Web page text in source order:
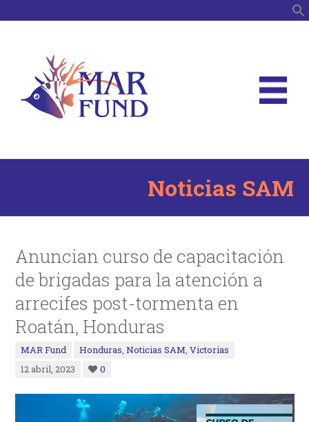
Noticias SAM
Anuncian curso de capacitación
de brigadas para la atención a
arrecifes post-tormenta en
Roatán, Honduras
MAR Fund Honduras,Noticias SAM,Victorias
12 abril, 2023
0